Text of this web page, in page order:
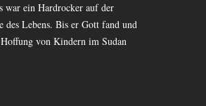
war ein Hardrocker auf der
des Lebens. Bis er Gott fand und
von Kindern im Sudan